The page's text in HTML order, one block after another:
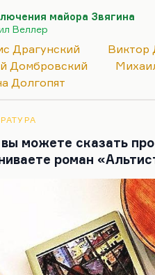
Денис вообще, на мой
Трифонов.
очень мало примеров
талант отца
и Владимир. Это
майора Звягина
Веллер
Драгунский
Виктор
Домбровский
Долгопят
можете сказать
роман